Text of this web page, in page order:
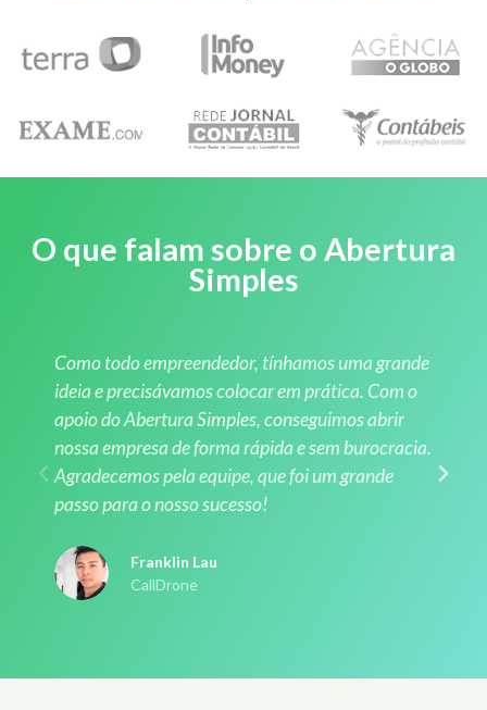
O que falam sobre o Abertura
Simples
Como todo empreendedor, tínhamos uma grande
ideia e precisávamos colocar em prática. Com o
apoio do Abertura Simples, conseguimos abrir
nossa empresa de forma rápida e sem burocracia.
Agradecemos pela equipe, que foi um grande
passo para o nosso sucesso!
Franklin Lau
CallDrone